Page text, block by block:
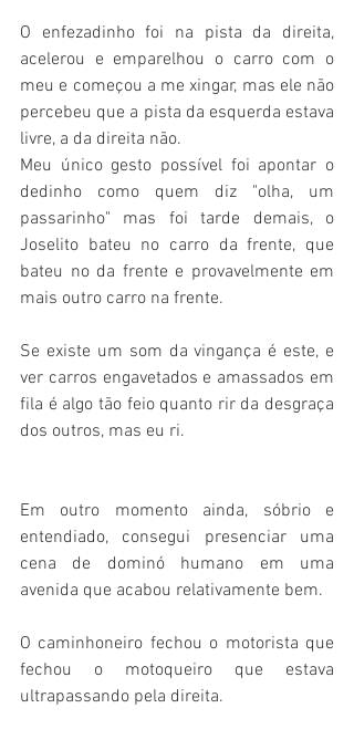
O enfezadinho foi na pista da direita,
acelerou e emparelhou o carro com o
meu e começou a me xingar, mas ele não
percebeu que a pista da esquerda estava
livre, a da direita não.
Meu único gesto possível foi apontar o
dedinho como quem diz "olha, um
passarinho" mas foi tarde demais, o
Joselito bateu no carro da frente, que
bateu no da frente e provavelmente em
mais outro carro na frente.
Se existe um som da vingança é este, e
ver carros engavetados e amassados em
fila é algo tão feio quanto rir da desgraça
dos outros, mas eu ri.
Em outro momento ainda, sóbrio e
entendiado, consegui presenciar uma
cena de dominó humano em uma
avenida que acabou relativamente bem.
O caminhoneiro fechou o motorista que
fechou o motoqueiro que estava
ultrapassando pela direita.